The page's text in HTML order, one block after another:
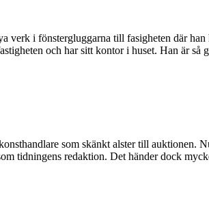
i fönstergluggarna till fasigheten där
och har sitt kontor i huset. Han är
som skänkt alster till auktionen.
tidningens redaktion. Det händer dock